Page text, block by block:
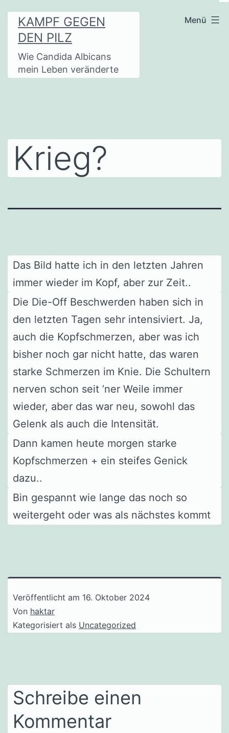
Inhalt
springen
KAMPF GEGEN
DEN PILZ
Wie Candida Albicans
mein Leben veränderte
Menü
Krieg?
Das Bild hatte ich in den letzten Jahren
immer wieder im Kopf, aber zur Zeit..
Die Die-Off Beschwerden haben sich in
den letzten Tagen sehr intensiviert. Ja,
auch die Kopfschmerzen, aber was ich
bisher noch gar nicht hatte, das waren
starke Schmerzen im Knie. Die Schultern
nerven schon seit ’ner Weile immer
wieder, aber das war neu, sowohl das
Gelenk als auch die Intensität.
Dann kamen heute morgen starke
Kopfschmerzen + ein steifes Genick
dazu..
Bin gespannt wie lange das noch so
weitergeht oder was als nächstes kommt
Veröffentlicht am 16. Oktober 2024
Von haktar
Kategorisiert als Uncategorized
Schreibe einen
Kommentar